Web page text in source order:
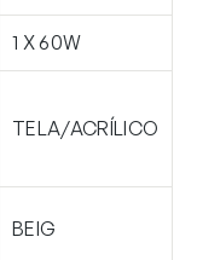
1 X 60W
TELA/ACRÍLICO
BEIG